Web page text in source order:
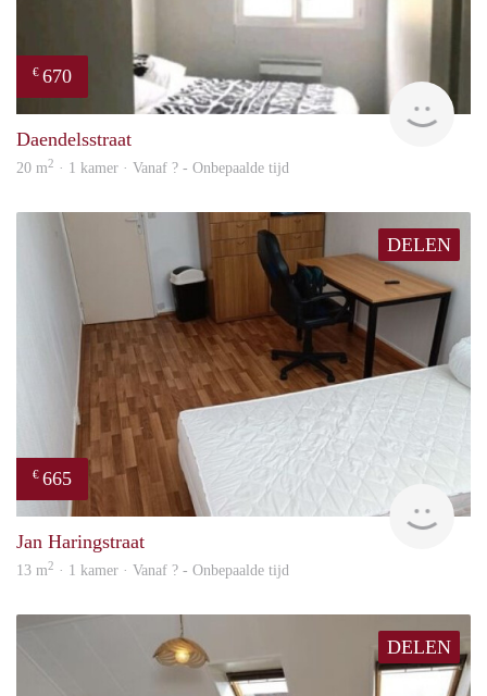
€ 670
Daendelsstraat
20 m2 · 1 kamer · Vanaf ? - Onbepaalde tijd
DELEN
€ 665
Jan Haringstraat
13 m2 · 1 kamer · Vanaf ? - Onbepaalde tijd
DELEN